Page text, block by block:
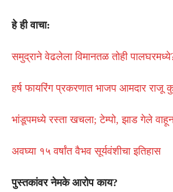
हे ही वाचा:
समुद्राने वेढलेला विमानतळ तोही
हर्ष फायरिंग प्रकरणात भाजप आमदार राजू
भांडूपमध्ये रस्ता खचला; टेम्पो, झाड गेले
अवघ्या १५ वर्षांत वैभव सूर्यवंशीचा इतिहास
पुस्तकांवर नेमके आरोप काय?